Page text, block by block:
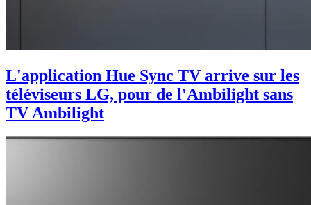
L'application Hue Sync TV arrive sur les
téléviseurs LG, pour de l'Ambilight sans
TV Ambilight